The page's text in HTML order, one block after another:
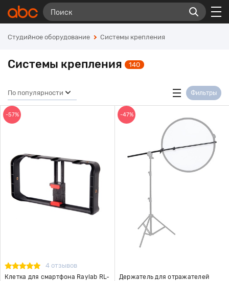
Студийное оборудование Системы крепления
Системы крепления 140
По популярности Фильтры
-57%
4 отзывов
Клетка для смартфона Raylab RL-
-47%
Держатель для отражателей